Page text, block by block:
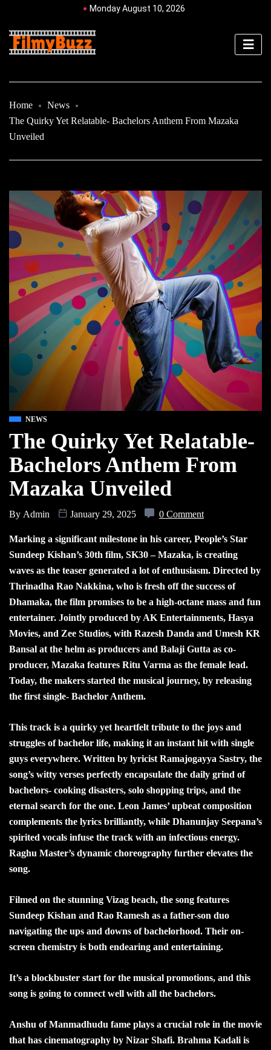
Monday August 10, 2026
Home
News
The Quirky Yet Relatable- Bachelors Anthem From Mazaka
Unveiled
NEWS
The Quirky Yet Relatable-
Bachelors Anthem From
Mazaka Unveiled
By Admin January 29, 2025 0 Comment
Marking a significant milestone in his career, People’s Star
Sundeep Kishan’s 30th film, SK30 – Mazaka, is creating
waves as the teaser generated a lot of enthusiasm. Directed by
Thrinadha Rao Nakkina, who is fresh off the success of
Dhamaka, the film promises to be a high-octane mass and fun
entertainer. Jointly produced by AK Entertainments, Hasya
Movies, and Zee Studios, with Razesh Danda and Umesh KR
Bansal at the helm as producers and Balaji Gutta as co-
producer, Mazaka features Ritu Varma as the female lead.
Today, the makers started the musical journey, by releasing
the first single- Bachelor Anthem.
This track is a quirky yet heartfelt tribute to the joys and
struggles of bachelor life, making it an instant hit with single
guys everywhere. Written by lyricist Ramajogayya Sastry, the
song’s witty verses perfectly encapsulate the daily grind of
bachelors- cooking disasters, solo shopping trips, and the
eternal search for the one. Leon James’ upbeat composition
complements the lyrics brilliantly, while Dhanunjay Seepana’s
spirited vocals infuse the track with an infectious energy.
Raghu Master’s dynamic choreography further elevates the
song.
Filmed on the stunning Vizag beach, the song features
Sundeep Kishan and Rao Ramesh as a father-son duo
navigating the ups and downs of bachelorhood. Their on-
screen chemistry is both endearing and entertaining.
It’s a blockbuster start for the musical promotions, and this
song is going to connect well with all the bachelors.
Anshu of Manmadhudu fame plays a crucial role in the movie
that has cinematography by Nizar Shafi. Brahma Kadali is